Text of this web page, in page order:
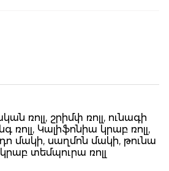
ռոլլ, շրիմփ ռոլլ, ունագի
ռոլլ, Կալիֆոնիա կրաբ ռոլլ,
մակի, սաղմոն մակի, թունա
տեմպուրա ռոլլ